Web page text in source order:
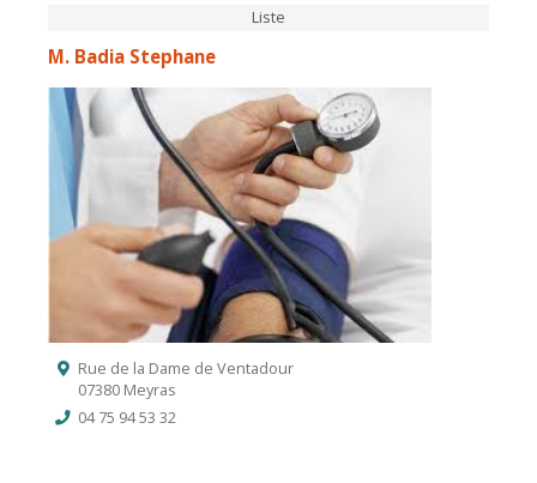
Liste
M. Badia Stephane
Rue de la Dame de Ventadour
07380 Meyras
04 75 94 53 32